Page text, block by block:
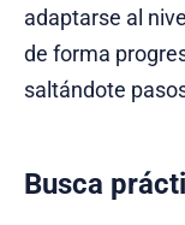
adaptarse al
de forma
saltándote
Busca